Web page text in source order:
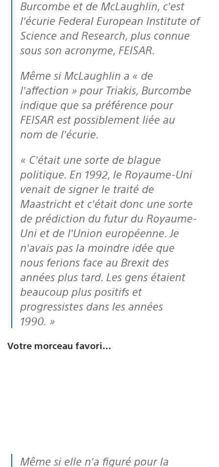
Burcombe et de McLaughlin, c’est
l’écurie Federal European Institute of
Science and Research, plus connue
sous son acronyme, FEISAR.
Même si McLaughlin a « de
l’affection » pour Triakis, Burcombe
indique que sa préférence pour
FEISAR est possiblement liée au
nom de l’écurie.
« C’était une sorte de blague
politique. En 1992, le Royaume-Uni
venait de signer le traité de
Maastricht et c’était donc une sorte
de prédiction du futur du Royaume-
Uni et de l’Union européenne. Je
n’avais pas la moindre idée que
nous ferions face au Brexit des
années plus tard. Les gens étaient
beaucoup plus positifs et
progressistes dans les années
1990. »
Votre morceau favori…
Même si elle n’a figuré pour la